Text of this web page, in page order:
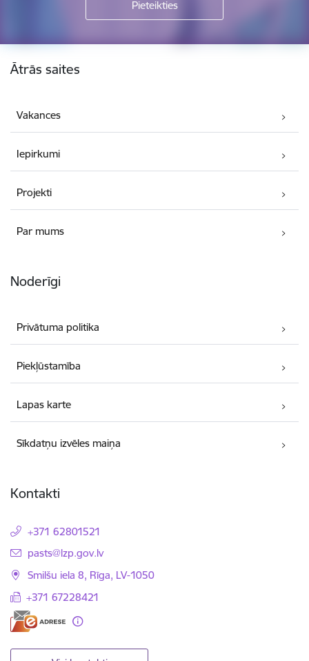
Kājene
Ātrās saites
Vakances
Iepirkumi
Projekti
Par mums
Noderīgi
Privātuma politika
Piekļūstamība
Lapas karte
Sīkdatņu izvēles maiņa
Kontakti
+371 62801521
E-pasts:
pasts@lzp.gov.lv
Smilšu iela 8, Rīga, LV-1050
+371 67228421